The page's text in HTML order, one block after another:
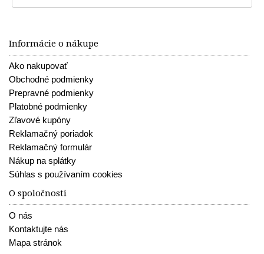
Informácie o nákupe
Ako nakupovať
Obchodné podmienky
Prepravné podmienky
Platobné podmienky
Zľavové kupóny
Reklamačný poriadok
Reklamačný formulár
Nákup na splátky
Súhlas s používaním cookies
O spoločnosti
O nás
Kontaktujte nás
Mapa stránok